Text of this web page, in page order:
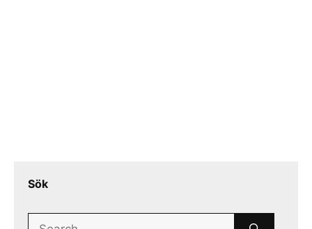
Sök
Search